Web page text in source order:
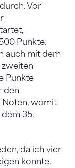
Vor
Punkte.
auch mit dem
zweiten
Punkte
den
Noten, womit
35.
da ich vier
konnte,